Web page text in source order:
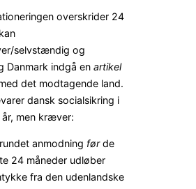
overskrider 24
selvstændig og
Danmark indgå en artikel
det modtagende land.
dansk socialsikring i
men kræver:
anmodning førde
24 måneder udløber
fra den udenlandske